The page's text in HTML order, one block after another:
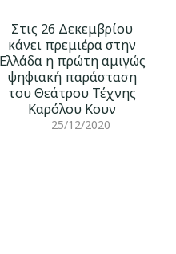
Στις 26 Δεκεμβρίου
κάνει πρεμιέρα στην
Ελλάδα η πρώτη αμιγώς
ψηφιακή παράσταση
του Θεάτρου Τέχνης
Καρόλου Κουν
25/12/2020